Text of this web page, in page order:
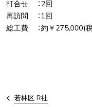
打合せ ：2
再訪問 ：1
総工費 ：約￥
若林区 R社